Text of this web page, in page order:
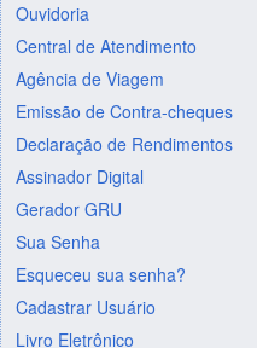
Ouvidoria
Central de Atendimento
Agência de Viagem
Emissão de Contra-cheques
Declaração de Rendimentos
Assinador Digital
Gerador GRU
Sua Senha
Esqueceu sua senha?
Cadastrar Usuário
Livro Eletrônico